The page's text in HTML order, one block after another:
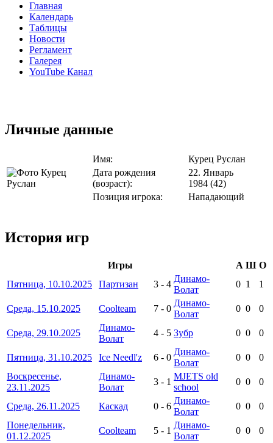
Главная
Календарь
Таблицы
Новости
Регламент
Галерея
YouTube Канал
Личные данные
Имя:
Курец Руслан
Дата рождения
(возраст):
22. Январь
1984 (42)
Позиция игрока:
Нападающий
История игр
Игры А Ш О
Пятница, 10.10.2025
Партизан 3 - 4
Динамо-
Волат
0 1 1
Среда, 15.10.2025 Coolteam 7 - 0
Динамо-
Волат
0 0 0
Среда, 29.10.2025
Динамо-
Волат
4 - 5 Зубр 0 0 0
Пятница, 31.10.2025 Ice Needl'z 6 - 0
Динамо-
Волат
0 0
0
Воскресенье,
23.11.2025
Динамо-
Волат
3 - 1
MJETS old
school
0 0 0
Среда, 26.11.2025 Каскад 0 - 6
Динамо-
Волат
0 0
0
Понедельник,
01.12.2025
Coolteam 5 - 1
Динамо-
Волат
0 0
0